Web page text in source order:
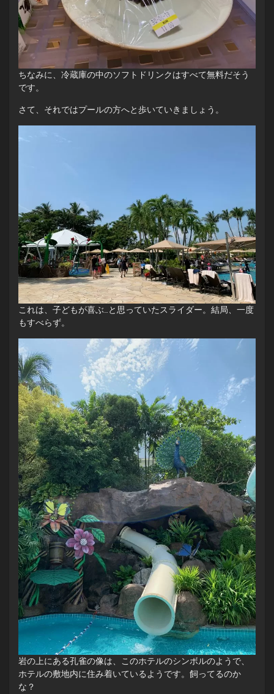
ちなみに、冷蔵庫の中のソフトドリンクはすべて無料だそう
です。
さて、それではプールの方へと歩いていきましょう。
これは、子どもが喜ぶ…と思っていたスライダー。結局、一度
もすべらず。
岩の上にある孔雀の像は、このホテルのシンボルのようで、
ホテルの敷地内に住み着いているようです。飼ってるのか
な？